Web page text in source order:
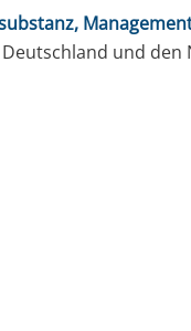
und den